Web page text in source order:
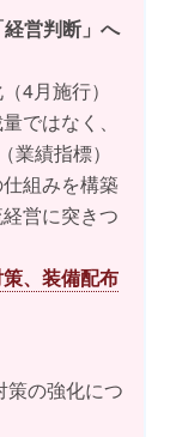
営判断」へ
4月施行）
ではなく、
績指標）
組みを構築
営に突きつ
、装備配布
策の強化につ